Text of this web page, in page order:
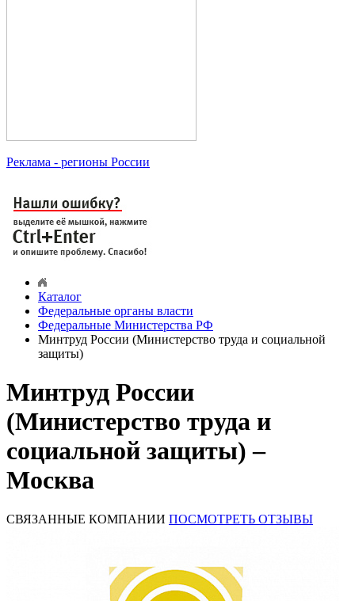
Реклама - регионы России
Каталог
Федеральные органы власти
Федеральные Министерства РФ
Минтруд России (Министерство труда и социальной
защиты)
Минтруд России
(Министерство труда и
социальной защиты) –
Москва
СВЯЗАННЫЕ КОМПАНИИ ПОСМОТРЕТЬ ОТЗЫВЫ